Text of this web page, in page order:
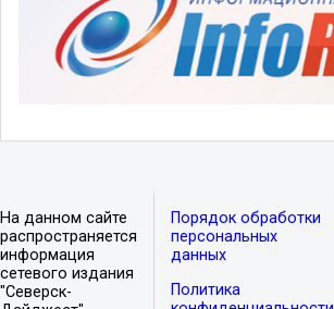
На данном сайте
распространяется
информация
сетевого издания
"Северск-
Порядок обработки
персональных
данных
Политика